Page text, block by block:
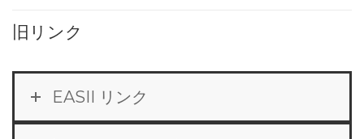
旧リンク
EASII リンク